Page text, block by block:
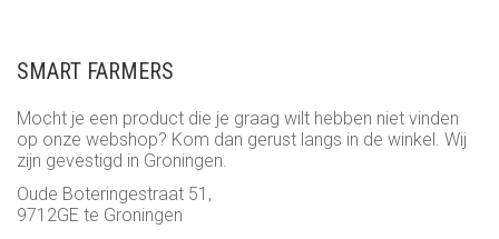
SMART FARMERS
Mocht je een product die je graag wilt hebben niet vinden
op onze webshop? Kom dan gerust langs in de winkel. Wij
zijn gevestigd in Groningen.
Oude Boteringestraat 51,
9712GE te Groningen